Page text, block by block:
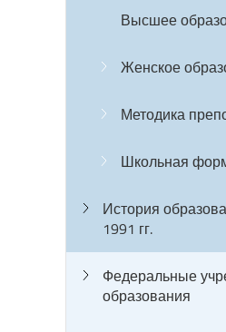
Высшее
Женское
Методика
Школьная
История
1991 гг.
Федеральные
образования